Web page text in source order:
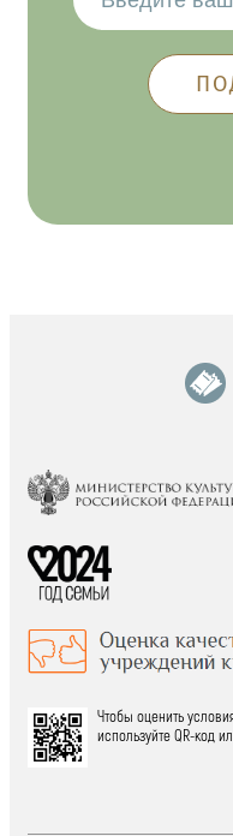
Чтобы оценить
используйте QR-код